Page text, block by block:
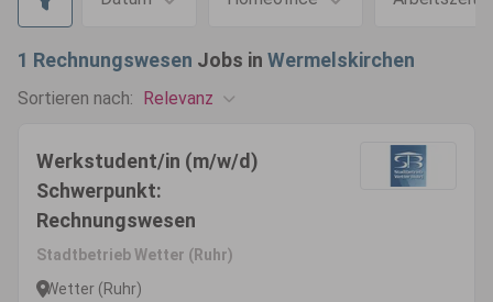
1 Rechnungswesen Jobs in Wermelskirchen
Sortieren nach: Relevanz
Werkstudent/in (m/w/d)
Schwerpunkt:
Rechnungswesen
Stadtbetrieb Wetter (Ruhr)
Wetter (Ruhr)